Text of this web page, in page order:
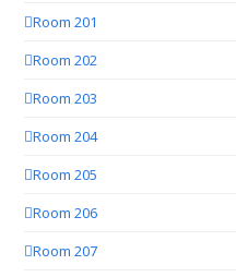
Room 201
Room 202
Room 203
Room 204
Room 205
Room 206
Room 207